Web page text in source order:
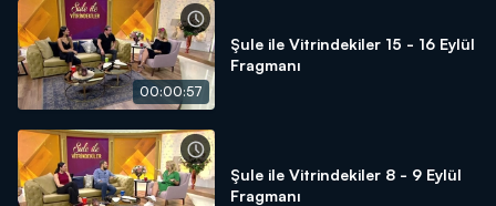
00:00:57
Şule ile Vitrindekiler 15 - 16 Eylül
Fragmanı
Şule ile Vitrindekiler 8 - 9 Eylül
Fragmanı